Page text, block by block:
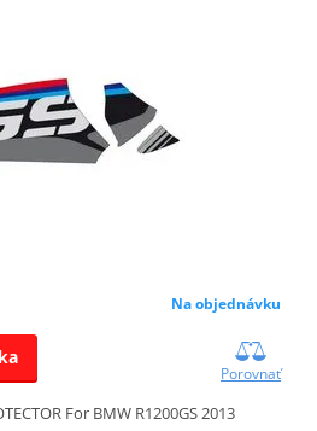
Na objednávku
Porovnať
For BMW R1200GS 2013